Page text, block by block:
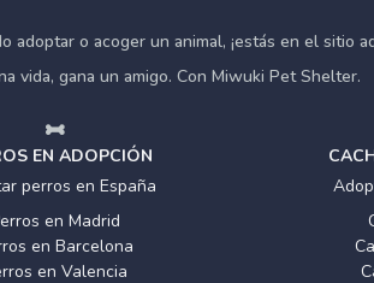
adoptar o acoger un animal, ¡estás en el sitio
vida, gana un amigo. Con Miwuki Pet Shelter.
EN ADOPCIÓN
perros en España
en Madrid
en Barcelona
en Valencia